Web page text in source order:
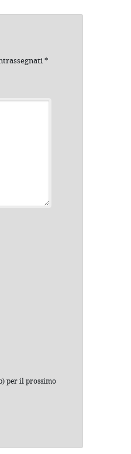
*
per il prossimo